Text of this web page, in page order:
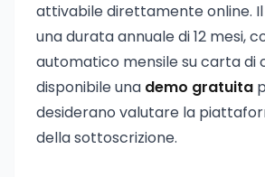
attivabile direttamente online.
una durata annuale di 12 mesi,
automatico mensile su carta di
disponibile una demo gratuita
desiderano valutare la
della sottoscrizione.